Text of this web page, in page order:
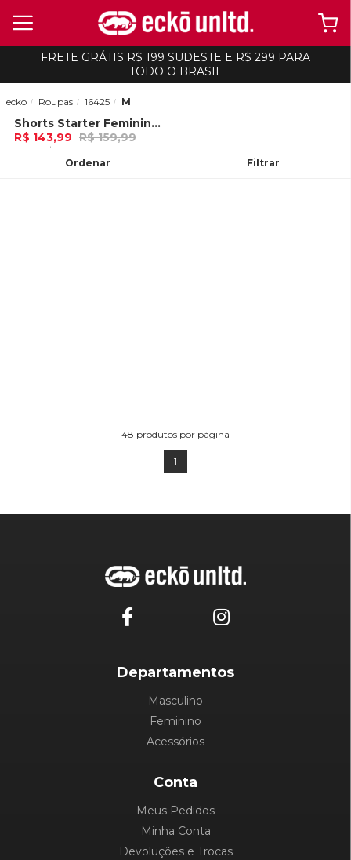
FRETE GRÁTIS R$ 199 SUDESTE E R$ 299 PARA
TODO O BRASIL
Ordenar Filtrar
ecko Roupas 16425 M
-10%
Shorts Starter Feminino Slimmer Preto
R$ 143,99 R$ 159,99
4x de R$ 35,99 Ou
48 produtos por página
1
Departamentos
Masculino
Feminino
Acessórios
Conta
Meus Pedidos
Minha Conta
Devoluções e Trocas